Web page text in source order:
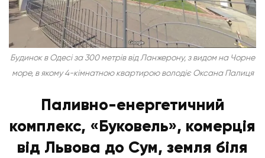
Будинок в Одесі за 300 метрів від Ланжерону, з видом на Чорне
море, в якому 4-кімнатною квартирою володіє Оксана Палиця
Паливно-енергетичний
комплекс, «Буковель», комерція
від Львова до Сум, земля біля